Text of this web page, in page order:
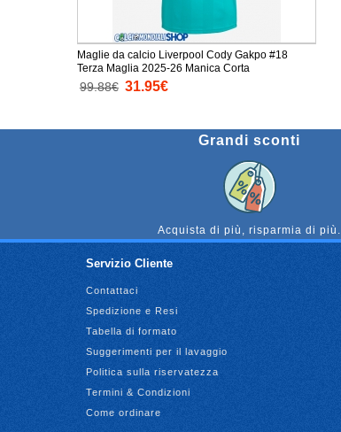
Maglie da calcio Liverpool Cody Gakpo #18
Terza Maglia 2025-26 Manica Corta
99.88€ 31.95€
Grandi sconti
Acquista di più, risparmia di più.
Servizio Cliente
Contattaci
Spedizione e Resi
Tabella di formato
Suggerimenti per il lavaggio
Politica sulla riservatezza
Termini & Condizioni
Come ordinare